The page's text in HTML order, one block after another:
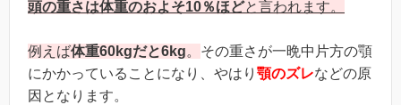
頭の重さは体重のおよそ10％ほどと言われます。
例えば体重60kgだと6kg。 その重さが一晩中片方の顎
にかかっていることになり、やはり 顎のズレなどの原
因となります。